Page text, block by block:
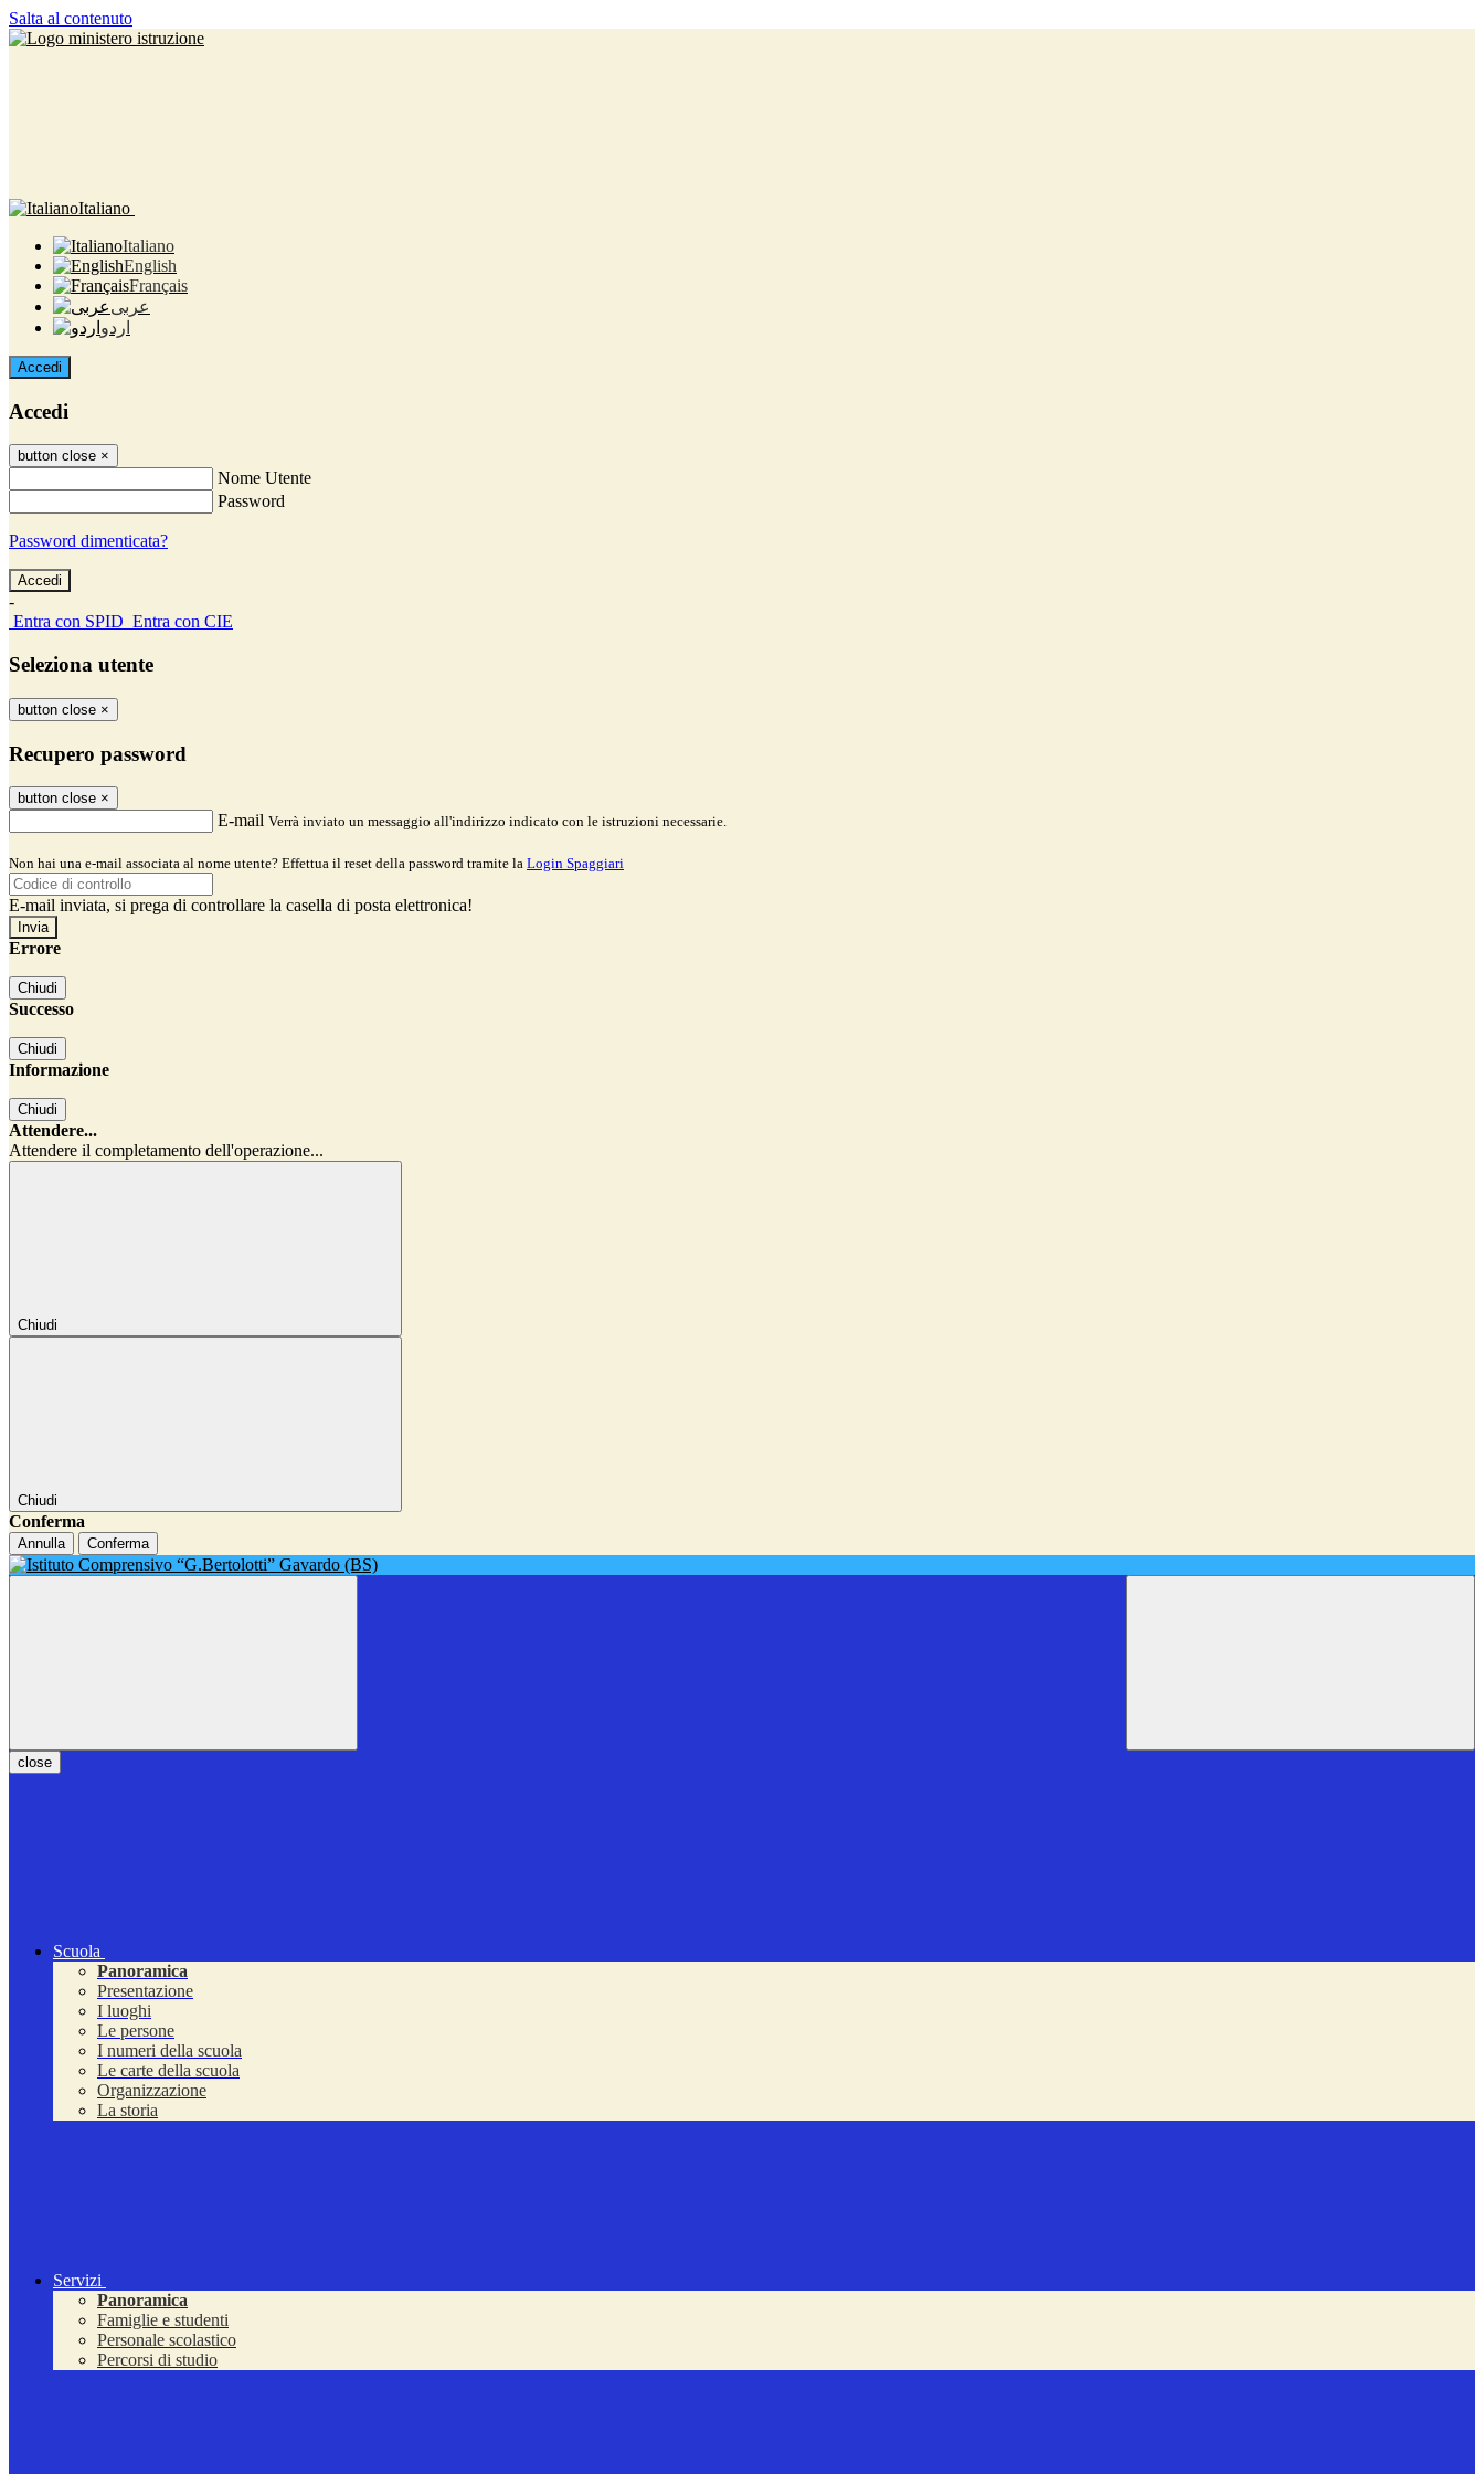
Salta al contenuto
Italiano
Italiano
English
Français
عربى
اردو
Accedi
Accedi
button close ×
Nome Utente
Password
Password dimenticata?
-
Entra con SPID Entra con CIE
Seleziona utente
button close ×
Recupero password
button close ×
E-mail Verrà inviato un messaggio all'indirizzo indicato con le istruzioni necessarie.
Non hai una e-mail associata al nome utente? Effettua il reset della password tramite la Login Spaggiari
E-mail inviata, si prega di controllare la casella di posta elettronica!
Errore
Chiudi
Successo
Chiudi
Informazione
Chiudi
Attendere...
Attendere il completamento dell'operazione...
Chiudi
Chiudi
Conferma
Annulla Conferma
close
Scuola
Panoramica
Presentazione
I luoghi
Le persone
I numeri della scuola
Le carte della scuola
Organizzazione
La storia
Servizi
Panoramica
Famiglie e studenti
Personale scolastico
Percorsi di studio